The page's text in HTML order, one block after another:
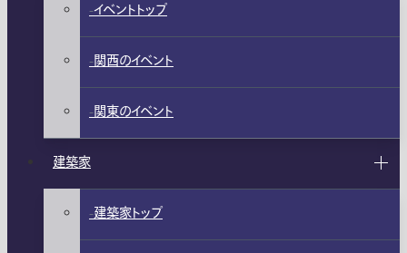
イベントトップ
関西のイベント
関東のイベント
建築家
建築家トップ